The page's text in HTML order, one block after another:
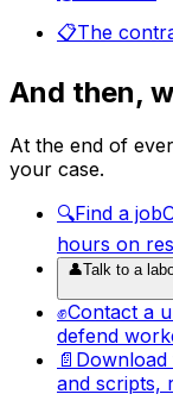
📋The
And then,
At the end of
your case.
🔍Find a job
hours on
👤Talk to a
✊Contact a
defend
📄 Download
and scripts,